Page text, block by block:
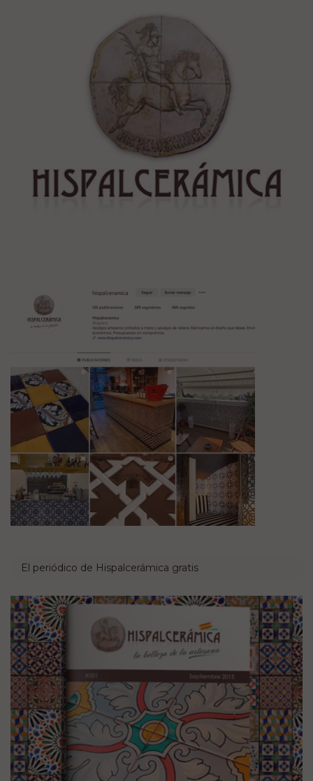
El periódico de Hispalcerámica gratis